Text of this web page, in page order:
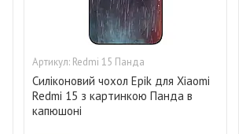
Redmi 15 Панда
Силіконовий чохол Epik для Xiaomi
Redmi 15 з картинкою Панда в
капюшоні